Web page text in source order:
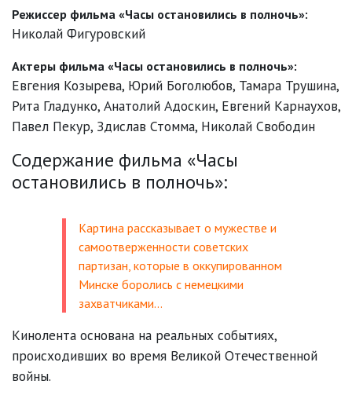
Режиссер фильма «Часы остановились в полночь»:
Николай Фигуровский
Актеры фильма «Часы остановились в полночь»:
Евгения Козырева, Юрий Боголюбов, Тамара Трушина,
Рита Гладунко, Анатолий Адоскин, Евгений Карнаухов,
Павел Пекур, Здислав Стомма, Николай Свободин
Содержание фильма «Часы
остановились в полночь»:
Картина рассказывает о мужестве и
самоотверженности советских
партизан, которые в оккупированном
Минске боролись с немецкими
захватчиками…
Кинолента основана на реальных событиях,
происходивших во время Великой Отечественной
войны.